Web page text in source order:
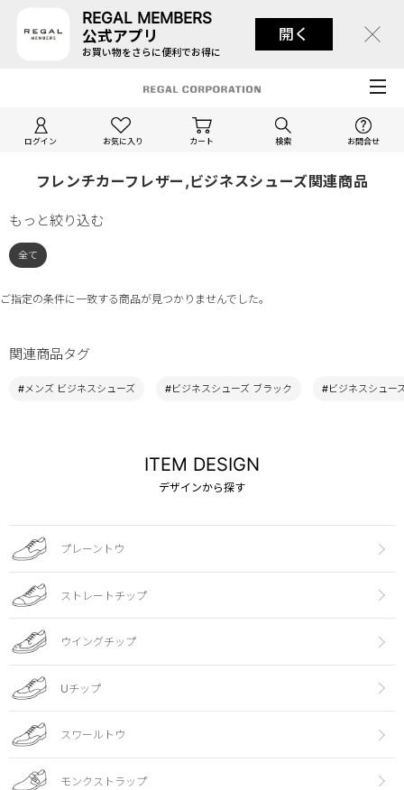
REGAL MEMBERS
公式アプリ
お買い物をさらに便利でお得に
開く
ログイン お気に入り カート 検索 お問合せ
フレンチカーフレザー,ビジネスシューズ関連商品
もっと絞り込む
全て
ご指定の条件に一致する商品が見つかりませんでした。
関連商品タグ
#メンズ ビジネスシューズ #ビジネスシューズ ブラック #ビジネスシュー
ITEM DESIGN
デザインから探す
プレーントウ
ストレートチップ
ウイングチップ
Uチップ
スワールトウ
モンクストラップ